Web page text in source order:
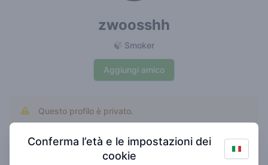
zwoosshh
🍃 Smoker
Aggiungi amico
Questo profilo è privato.
tuo profilo.
Conferma l’età e le impostazioni dei
cookie